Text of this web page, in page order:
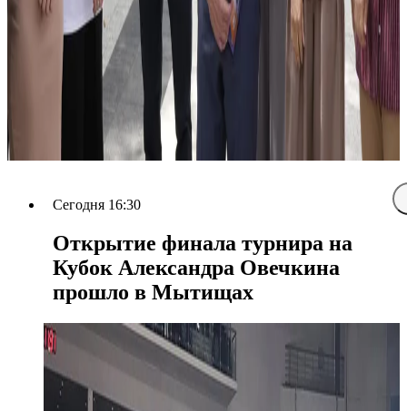
Сегодня 16:30
Открытие финала турнира на
Кубок Александра Овечкина
прошло в Мытищах